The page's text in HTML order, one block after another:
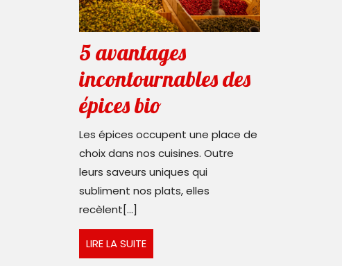
5 avantages
incontournables des
épices bio5
avantages
incontournables
des
Les épices occupent une place de
choix dans nos cuisines. Outre
leurs saveurs uniques qui
subliment nos plats, elles
recèlent[...]
LIRE LA SUITELIRE
LA